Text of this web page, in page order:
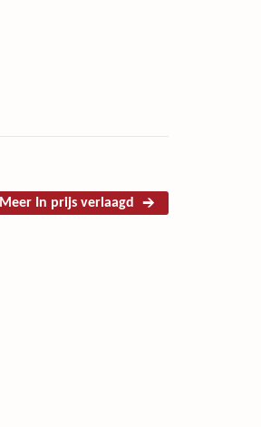
Meer In prijs verlaagd